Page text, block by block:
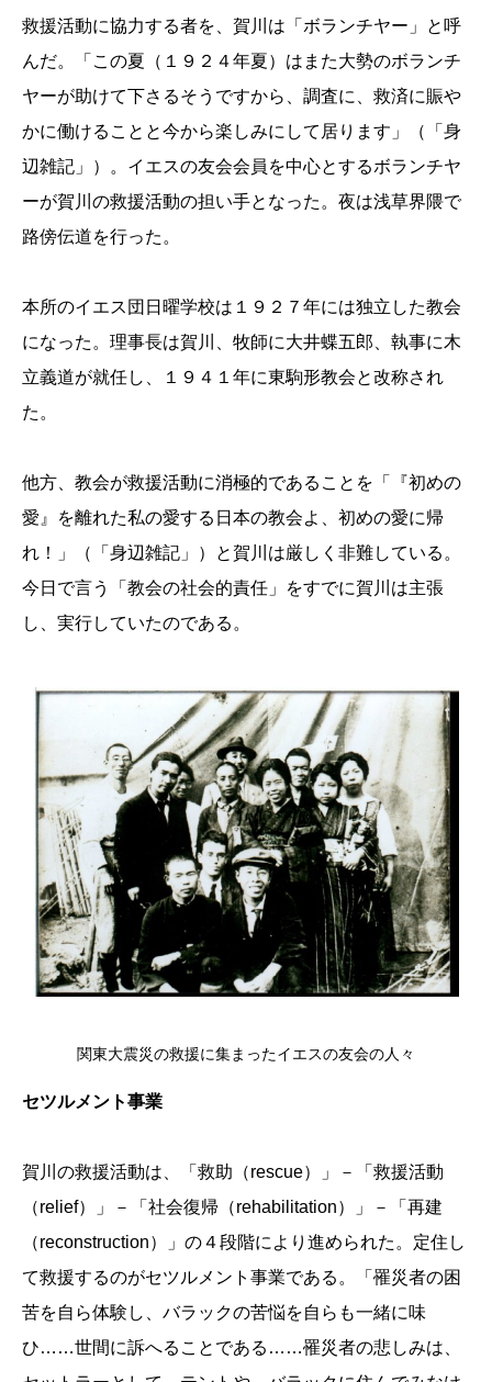
救援活動に協力する者を、賀川は「ボランチヤー」と呼
んだ。「この夏（１９２４年夏）はまた大勢のボランチ
ヤーが助けて下さるそうですから、調査に、救済に賑や
かに働けることと今から楽しみにして居ります」（「身
辺雑記」）。イエスの友会会員を中心とするボランチヤ
ーが賀川の救援活動の担い手となった。夜は浅草界隈で
路傍伝道を行った。
本所のイエス団日曜学校は１９２７年には独立した教会
になった。理事長は賀川、牧師に大井蝶五郎、執事に木
立義道が就任し、１９４１年に東駒形教会と改称され
た。
他方、教会が救援活動に消極的であることを「『初めの
愛』を離れた私の愛する日本の教会よ、初めの愛に帰
れ！」（「身辺雑記」）と賀川は厳しく非難している。
今日で言う「教会の社会的責任」をすでに賀川は主張
し、実行していたのである。
関東大震災の救援に集まったイエスの友会の人々
セツルメント事業
賀川の救援活動は、「救助（rescue）」－「救援活動
（relief）」－「社会復帰（rehabilitation）」－「再建
（reconstruction）」の４段階により進められた。定住し
て救援するのがセツルメント事業である。「罹災者の困
苦を自ら体験し、バラックの苦悩を自らも一緒に味
ひ……世間に訴へることである……罹災者の悲しみは、